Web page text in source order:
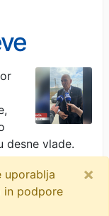
u, 5
3
desne vlade.
uporablja
in podpore
×